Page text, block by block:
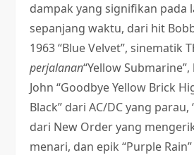
dampak yang signifikan pada
sepanjang waktu, dari hit
1963 “Blue Velvet”, sinematik
perjalanan“Yellow
John “Goodbye Yellow Brick
Black” dari AC/DC yang parau,
dari New Order yang
menari, dan epik “Purple